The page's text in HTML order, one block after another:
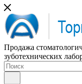
Продажа
зуботехнических